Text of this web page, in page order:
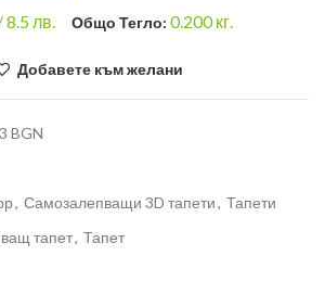
8.5 лв. Общо Тегло: 0.200кг.
Добавете към желани
BGN
, Самозалепващи 3D тапети, Тапети
тапет, Тапет